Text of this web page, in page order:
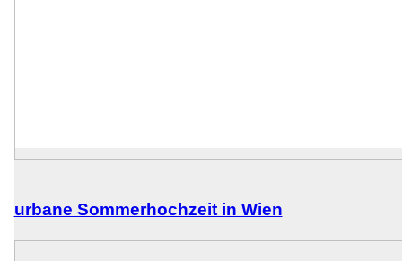
urbane Sommerhochzeit in Wien